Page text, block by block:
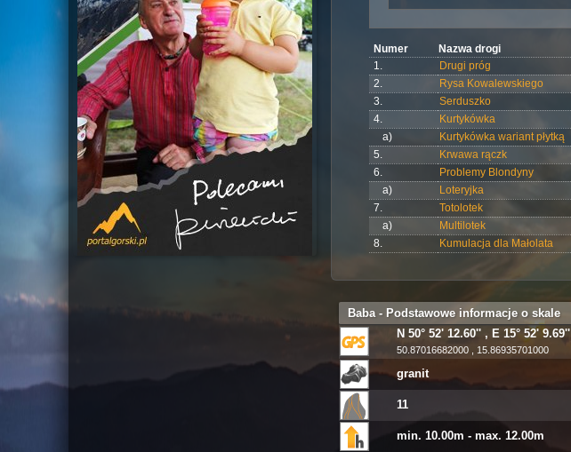
Numer Nazwa drogi
1.
Drugi próg
2.
Rysa Kowalewskiego
3.
Serduszko
4.
Kurtykówka
a)
Kurtykówka wariant płytką
5.
Krwawa rączk
6.
Problemy Blondyny
a)
Loteryjka
7.
Totolotek
a)
Multilotek
8.
Kumulacja dla Małolata
Baba - Podstawowe informacje o skale
N 50° 52' 12.60'' , E 15° 52' 9.69''
50.87016682000 , 15.86935701000
granit
11
min. 10.00m - max. 12.00m